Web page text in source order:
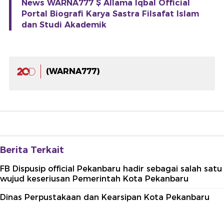
News WARNA777 $ Allama Iqbal Official
Portal Biografi Karya Sastra Filsafat Islam
dan Studi Akademik
(WARNA777)
Berita Terkait
FB Dispusip official Pekanbaru hadir sebagai salah satu
wujud keseriusan Pemerintah Kota Pekanbaru
Dinas Perpustakaan dan Kearsipan Kota Pekanbaru